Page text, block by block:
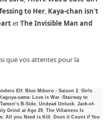
to Her, Kaya-chan isn't
etThe Invisible Man and
que vos attentes pour la
Elf Blue Miburo - Saison 2 Girls
Kaguya-sama: Love is War -Stairway to
Tamon’s B-Side Undead Unluck Jack-of-
Grind at Age 29 The Villainess Is
All you Need is Kill
Does it Count if You